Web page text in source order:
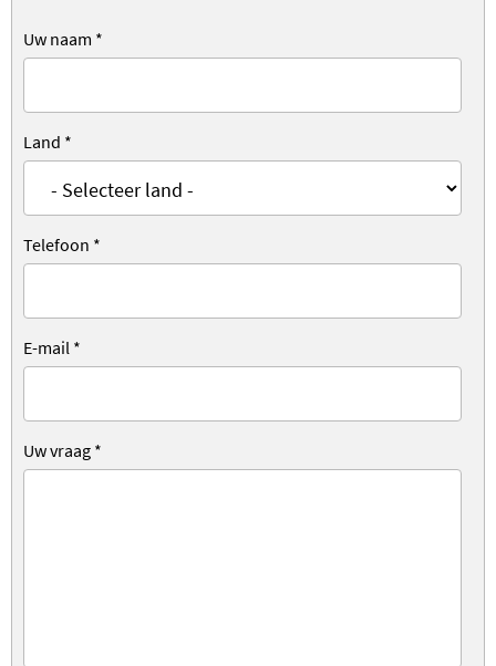
Uw naam *
Land *
Telefoon *
E-mail *
Uw vraag *